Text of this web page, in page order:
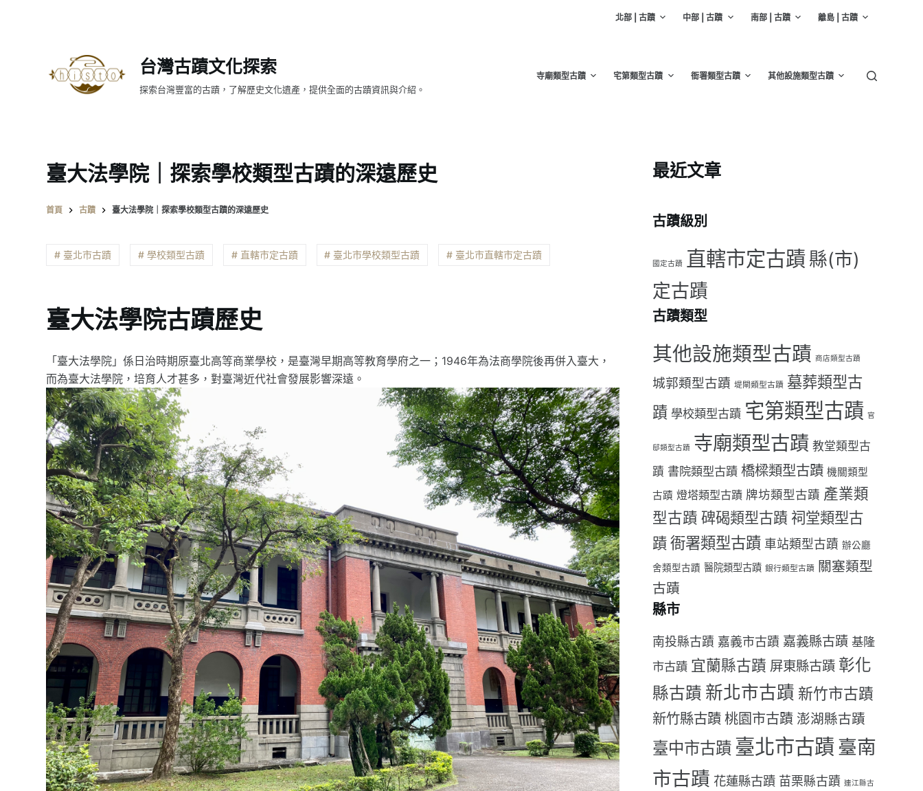
北部 | 古蹟 中部 | 古蹟 南部 | 古蹟 離島 | 古蹟
台灣古蹟文化探索
探索台灣豐富的古蹟，了解歷史文化遺產，提供全面的古蹟資訊與介紹。
寺廟類型古蹟 宅第類型古蹟 衙署類型古蹟 其他設施類型古蹟
臺大法學院｜探索學校類型古蹟的深遠歷史
首頁 古蹟 臺大法學院｜探索學校類型古蹟的深遠歷史
# 臺北市古蹟 # 學校類型古蹟 # 直轄市定古蹟 # 臺北市學校類型古蹟 # 臺北市直轄市定古蹟
臺大法學院古蹟歷史
「臺大法學院」係日治時期原臺北高等商業學校，是臺灣早期高等教育學府之一；1946年為法商學院後再併入臺大，
而為臺大法學院，培育人才甚多，對臺灣近代社會發展影響深遠。
最近文章
古蹟級別
國定古蹟 直轄市定古蹟縣(市)
定古蹟
古蹟類型
其他設施類型古蹟 商店類型古蹟
城郭類型古蹟 堤閘類型古蹟 墓葬類型古
蹟 學校類型古蹟 宅第類型古蹟 官
邸類型古蹟 寺廟類型古蹟 教堂類型古
蹟 書院類型古蹟 橋樑類型古蹟 機關類型
古蹟 燈塔類型古蹟 牌坊類型古蹟 產業類
型古蹟 碑碣類型古蹟 祠堂類型古
蹟 衙署類型古蹟 車站類型古蹟 辦公廳
舍類型古蹟 醫院類型古蹟 銀行類型古蹟 關塞類型
古蹟
縣市
南投縣古蹟 嘉義市古蹟 嘉義縣古蹟 基隆
市古蹟 宜蘭縣古蹟 屏東縣古蹟 彰化
縣古蹟 新北市古蹟 新竹市古蹟
新竹縣古蹟 桃園市古蹟 澎湖縣古蹟
臺中市古蹟 臺北市古蹟臺南
市古蹟 花蓮縣古蹟 苗栗縣古蹟 連江縣古